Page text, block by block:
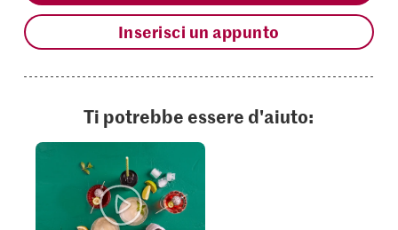
Inserisci un appunto
Ti potrebbe essere d'aiuto: